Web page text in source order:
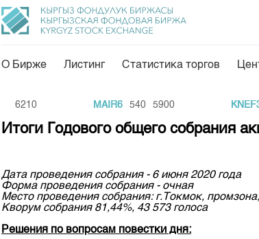
Общая информация
Руководство
Внутренний аудитор
Товарно-
Центр
Тарифы
О Бирже Листинг Статистика торгов
6210 MAIR6 540 5900 KNEF3
Итоги Годового общего собрания
Дата проведения собрания - 6 июня 2020 года
Форма проведения собрания - очная
Место проведения собрания: г.Токмок,
Кворум собрания 81,44%, 43 573 голоса
Решения по вопросам повестки дня: